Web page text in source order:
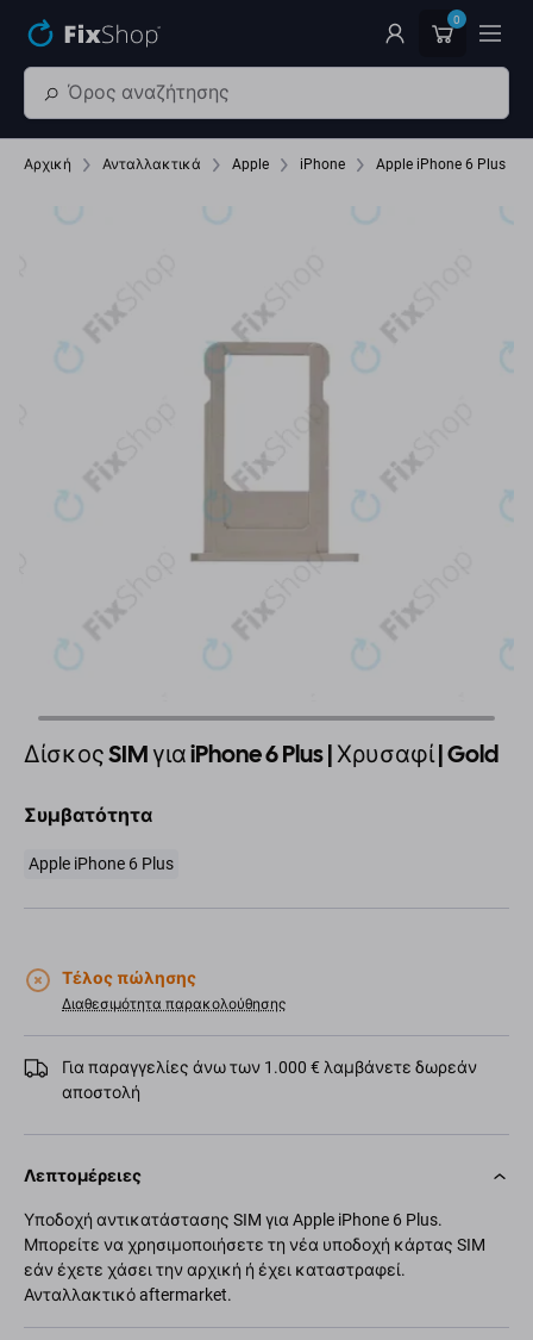
0
Αρχική Ανταλλακτικά Apple iPhone Apple iPhone 6 Plus
Δίσκος SIM για iPhone 6 Plus | Χρυσαφί | Gold
Συμβατότητα
Apple iPhone 6 Plus
Τέλος πώλησης
Διαθεσιμότητα παρακολούθησης
Για παραγγελίες άνω των 1.000 € λαμβάνετε δωρεάν
αποστολή
Λεπτομέρειες
Υποδοχή αντικατάστασης SIM για Apple iPhone 6 Plus.
Μπορείτε να χρησιμοποιήσετε τη νέα υποδοχή κάρτας SIM
εάν έχετε χάσει την αρχική ή έχει καταστραφεί.
Ανταλλακτικό aftermarket.